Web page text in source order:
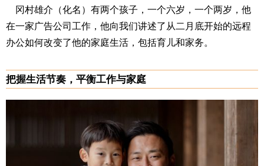
冈村雄介（化名）有两个孩子，一个六岁，一个两岁，他
在一家广告公司工作，他向我们讲述了从二月底开始的远程
办公如何改变了他的家庭生活，包括育儿和家务。
把握生活节奏，平衡工作与家庭